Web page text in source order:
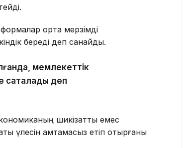
орта мерзімді
береді деп санайды.
мемлекеттік
сақталады деп
шикізаттық емес
үлесін қамтамасыз етіп отырғаны